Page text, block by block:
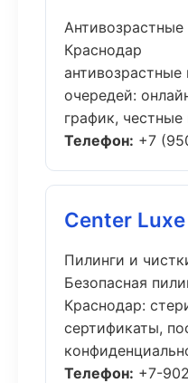
Краснодар
очередей:
график,
Телефон: +7
Center
Пилинги и
Безопасная
Краснодар:
сертификаты,
Телефон: +7-